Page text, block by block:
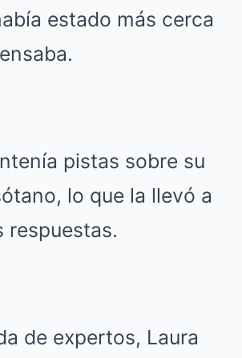
estado más cerca
pistas sobre su
lo que la llevó a
respuestas.
de expertos, Laura